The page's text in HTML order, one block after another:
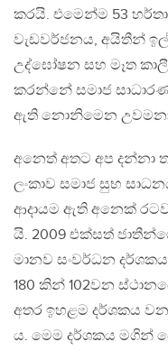
කරයි. එමෙන්ම 53
වැඩවර්ජනය, අයිතීන්
උද්ඝෝෂන සහ මෑත
කරන්නේ සමාජ
ඇති නොනිමෙන
අනෙත් අතට අප දන්නා
ලංකාව සමාජ සුභ
ආදායම ඇති අනෙක්
යි. 2009 එක්සත්
මානව සංවර්ධන
180 කින් 102වන
අතර ඉහළම දර්ශකය
ය. මෙම දර්ශකය මගින්